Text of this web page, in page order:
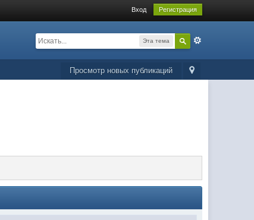
Вход Регистрация
Эта тема
Просмотр новых публикаций